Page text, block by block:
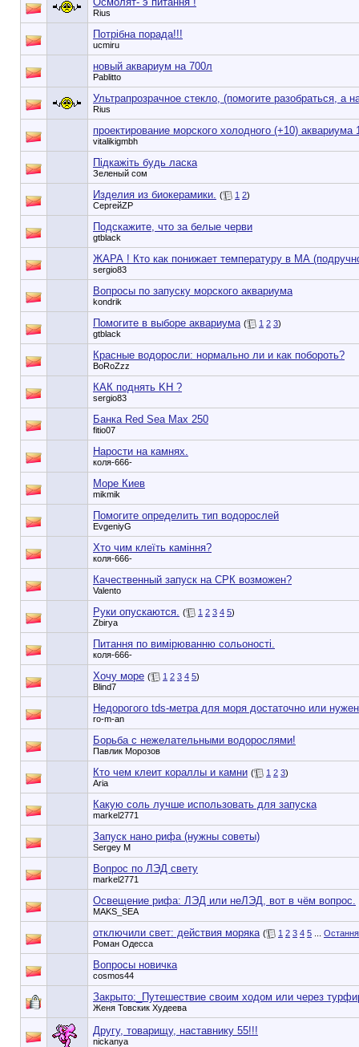
Rius
Потрібна порада!!!
ucmiru
новый аквариум на 700л
Pablitto
Ультрапрозрачное стекло, (помогите разобраться, а
Rius
проектирование морского холодного (+10)
vitalikigmbh
Підкажіть будь ласка
Зеленый сом
Изделия из биокерамики. ( 1 2)
СергейZP
Подскажите, что за белые черви
gtblack
ЖАРА ! Кто как понижает температуру в МА
sergio83
Вопросы по запуску морского аквариума
kondrik
Помогите в выборе аквариума ( 1 2 3)
gtblack
Красные водоросли: нормально ли и как побороть?
BoRoZzz
КАК поднять KH ?
sergio83
Банка Red Sea Max 250
fitio07
Нарости на камнях.
коля-666-
Море Киев
mikmik
Помогите определить тип водорослей
EvgeniyG
Хто чим клеїть каміння?
коля-666-
Качественный запуск на СРК возможен?
Valento
Руки опускаются. ( 1 2 3 4 5)
Zbirya
Питання по вимірюванню сольоності.
коля-666-
Хочу море ( 1 2 3 4 5)
Blind7
Недорогого tds-метра для моря достаточно или
ro-m-an
Борьба с нежелательными водорослями!
Павлик Морозов
Кто чем клеит кораллы и камни ( 1 2 3)
Aria
Какую соль лучше использовать для запуска
markel2771
Запуск нано рифа (нужны советы)
Sergey M
Вопрос по ЛЭД свету
markel2771
Освещение рифа: ЛЭД или неЛЭД, вот в чём вопрос.
MAKS_SEA
отключили свет: действия моряка ( 1 2 3 4 5
Остання
Роман Одесса
Вопросы новичка
cosmos44
Закрыто:_ Путешествие своим ходом или через
Женя Товскик Худеева
Другу, товарищу, наставнику 55!!!
nickanya